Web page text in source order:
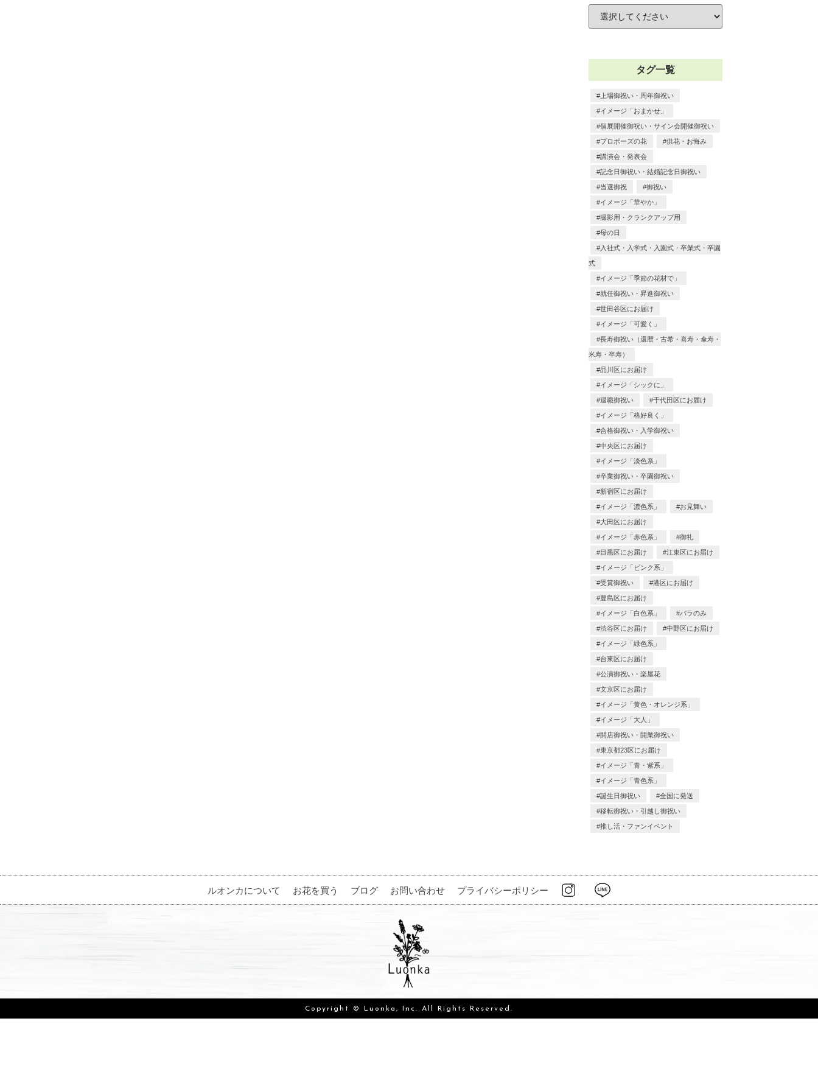
タグ一覧
上場御祝い・周年御祝い
イメージ「おまかせ」
個展開催御祝い・サイン会開催御祝い
プロポーズの花 供花・お悔み
講演会・発表会
記念日御祝い・結婚記念日御祝い
当選御祝 御祝い
イメージ「華やか」
撮影用・クランクアップ用
母の日
入社式・入学式・入園式・卒業式・卒園
式
イメージ「季節の花材で」
就任御祝い・昇進御祝い
世田谷区にお届け
イメージ「可愛く」
長寿御祝い（還暦・古希・喜寿・傘寿・
米寿・卒寿）
品川区にお届け
イメージ「シックに」
退職御祝い 千代田区にお届け
イメージ「格好良く」
合格御祝い・入学御祝い
中央区にお届け
イメージ「淡色系」
卒業御祝い・卒園御祝い
新宿区にお届け
イメージ「濃色系」 お見舞い
大田区にお届け
イメージ「赤色系」 御礼
目黒区にお届け 江東区にお届け
イメージ「ピンク系」
受賞御祝い 港区にお届け
豊島区にお届け
イメージ「白色系」 バラのみ
渋谷区にお届け 中野区にお届け
イメージ「緑色系」
台東区にお届け
公演御祝い・楽屋花
文京区にお届け
イメージ「黄色・オレンジ系」
イメージ「大人」
開店御祝い・開業御祝い
東京都23区にお届け
イメージ「青・紫系」
イメージ「青色系」
誕生日御祝い 全国に発送
移転御祝い・引越し御祝い
推し活・ファンイベント
ルオンカについて お花を買う ブログ お問い合わせ プライバシーポリシー
Copyright © Luonka, Inc. All Rights Reserved.